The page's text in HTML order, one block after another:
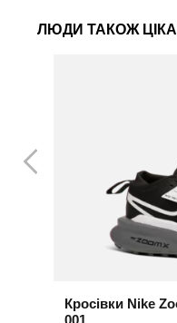
ЛЮДИ ТАКОЖ
Кросівки Nike
001